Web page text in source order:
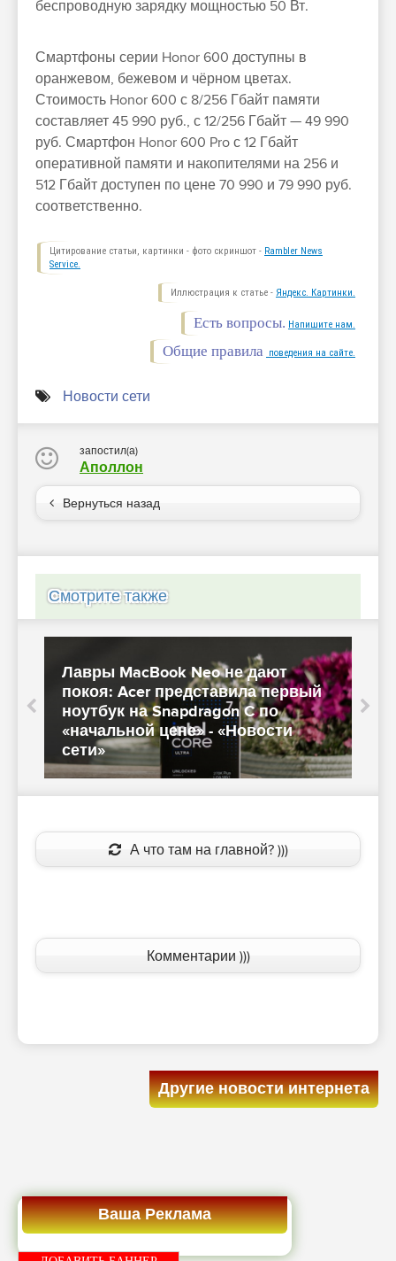
беспроводную зарядку мощностью 50 Вт.
Смартфоны серии Honor 600 доступны в
оранжевом, бежевом и чёрном цветах.
Стоимость Honor 600 с 8/256 Гбайт памяти
составляет 45 990 руб., с 12/256 Гбайт — 49 990
руб. Смартфон Honor 600 Pro с 12 Гбайт
оперативной памяти и накопителями на 256 и
512 Гбайт доступен по цене 70 990 и 79 990 руб.
соответственно.
Цитирование статьи, картинки - фото скриншот - Rambler News
Service.
Иллюстрация к статье - Яндекс. Картинки.
Есть вопросы. Напишите нам.
Общие правила поведения на сайте.
Новости сети
запостил(а)
Аполлон
Вернуться назад
Смотрите также
Лавры MacBook Neo не дают
покоя: Acer представила первый
ноутбук на Snapdragon C по
«начальной цене» - «Новости
сети»
А что там на главной? )))
Комментарии )))
Другие новости интернета
Ваша Реклама